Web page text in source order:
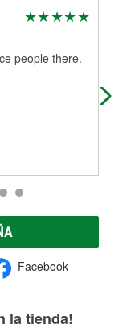
people there.
He
Facebook
la tienda!